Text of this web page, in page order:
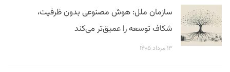
سازمان ملل: هوش مصنوعی بدون ظرفیت،
شکاف توسعه را عمیق‌تر می‌کند
۱۳ مرداد ۱۴۰۵